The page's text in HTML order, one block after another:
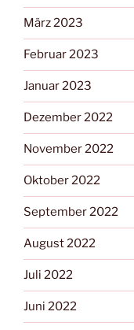
März 2023
Februar 2023
Januar 2023
Dezember 2022
November 2022
Oktober 2022
September 2022
August 2022
Juli 2022
Juni 2022